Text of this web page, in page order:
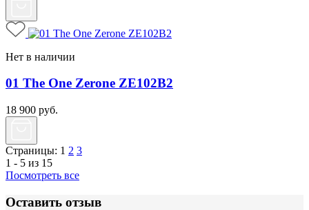
Нет в наличии
01 The One Zerone ZE102B2
18 900 руб.
Страницы: 1 2 3
1 - 5 из 15
Посмотреть все
Оставить отзыв